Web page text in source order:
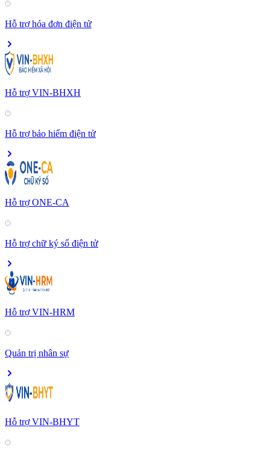
Hỗ trợ hóa đơn điện tử
Hỗ trợ VIN-BHXH
Hỗ trợ bảo hiểm điện tử
Hỗ trợ ONE-CA
Hỗ trợ chữ ký số điện tử
Hỗ trợ VIN-HRM
Quản trị nhân sự
Hỗ trợ VIN-BHYT